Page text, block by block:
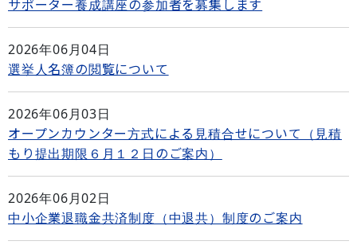
サポーター養成講座の参加者を募集します
2026年06月04日
選挙人名簿の閲覧について
2026年06月03日
オープンカウンター方式による見積合せについて（見積
もり提出期限６月１２日のご案内）
2026年06月02日
中小企業退職金共済制度（中退共）制度のご案内